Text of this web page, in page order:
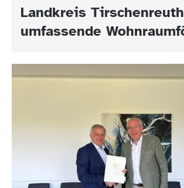
Landkreis
umfassende